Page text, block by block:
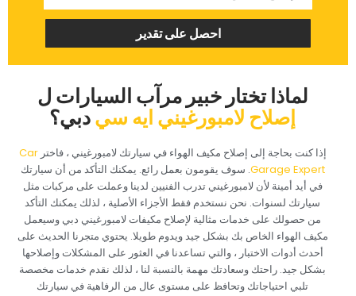
‏لماذا تختار خبير مرآب السيارات ل‏
‏إصلاح لامبورغيني ايه سي‏‏دبي؟‏
‏إذا كنت بحاجة إلى إصلاح مكيف الهواء في سيارتك لامبورغيني ، فاختر ‏‏Car
Garage Expert‏‏. سوف يقومون بعمل رائع. يمكنك التأكد من أن سيارتك
في أيد أمينة لأن لامبورغيني تدرب الفنيين لدينا وعملت على مركبات مثل
سيارتك لسنوات. نحن نستخدم فقط الأجزاء الأصلية ، لذلك يمكنك التأكد
من حصولك على خدمات مثالية لإصلاح مكيفات لامبورغيني دبي وسيعمل
مكيف الهواء الخاص بك بشكل جيد ويدوم طويلا. يحتوي متجرنا الحديث على
أحدث أدوات الاختبار ، والتي تساعدنا في العثور على المشكلات وإصلاحها
بشكل جيد. راحتك وسعادتك مهمة بالنسبة لنا ، لذلك نقدم خدمات مخصصة
تلبي احتياجاتك وتحافظ على مستوى عال من الرفاهية في سيارتك
‏احصل على تقدير‏